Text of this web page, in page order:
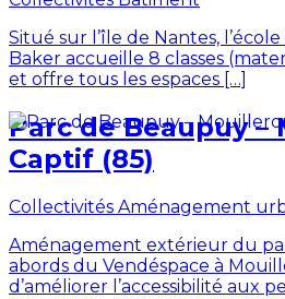
Situé sur l’île de Nantes,
Baker accueille 8 classes
et offre tous les espaces […]
Parc de Beaupuy –
Captif (85)
Collectivités Aménagement
Aménagement extérieur du
abords du Vendéspace à
d’améliorer l’accessibilité aux